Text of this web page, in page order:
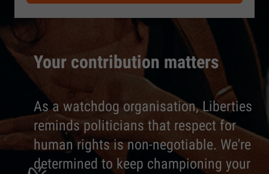
Your contribution matters
As a watchdog organisation, Liberties
reminds politicians that respect for
human rights is non-negotiable. We're
determined to keep championing your